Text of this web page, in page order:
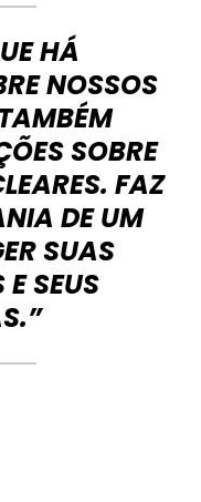
HÁ
NOSSOS
SOBRE
FAZ
DE UM
SUAS
SEUS